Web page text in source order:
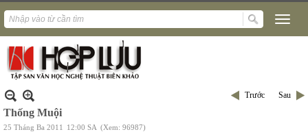
Trước Sau
Thống Muội
25 Tháng Ba 2011 12:00 SA (Xem: 96987)